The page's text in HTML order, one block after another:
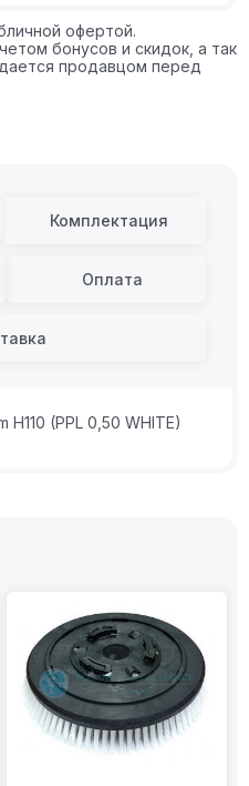
офертой.
бонусов и скидок, а так
продавцом перед
Комплектация
Оплата
H110 (PPL 0,50 WHITE)